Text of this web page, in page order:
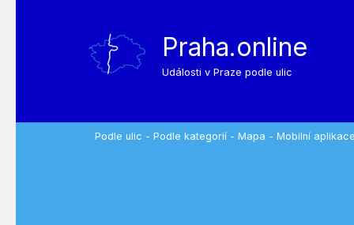
Praha.online
Události v Praze podle ulic
Podle ulic - Podle kategorií - Mapa - Mobilní